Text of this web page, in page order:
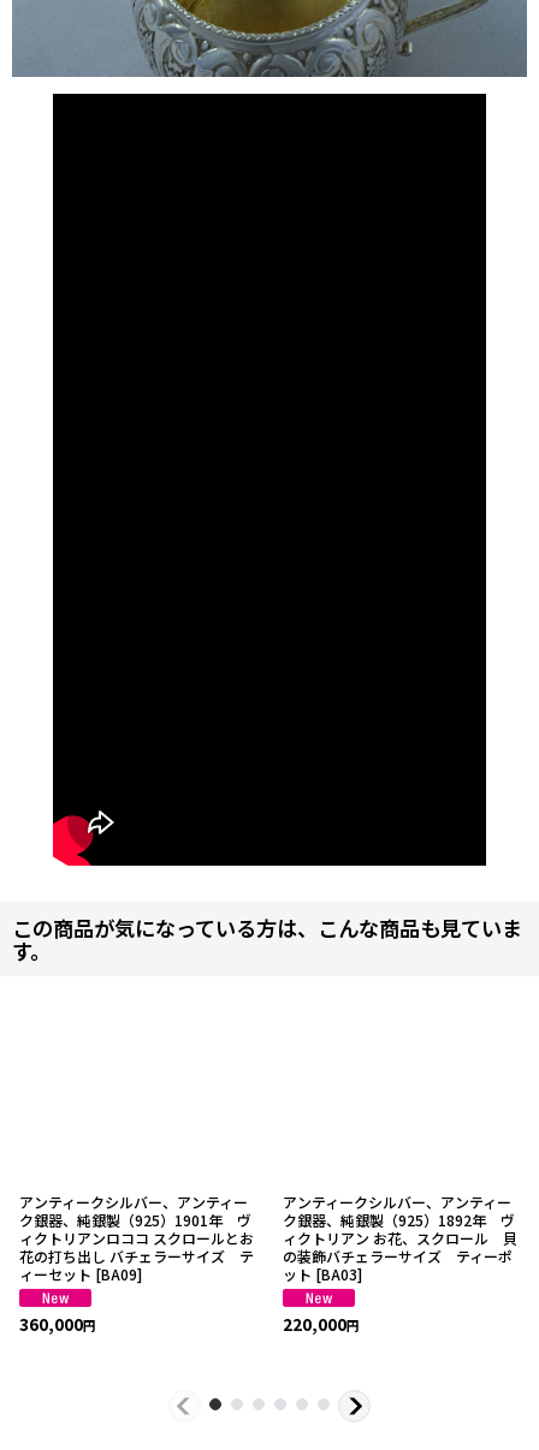
この商品が気になっている方は、こんな商品も見ていま
す。
アンティークシルバー、アンティー
ク銀器、純銀製（925）1901年 ヴ
ィクトリアンロココ スクロールとお
花の打ち出し バチェラーサイズ テ
ィーセット [BA09]
360,000円
アンティークシルバー、アンティー
ク銀器、純銀製（925）1892年 ヴ
ィクトリアン お花、スクロール 貝
の装飾バチェラーサイズ ティーポ
ット [BA03]
220,000円